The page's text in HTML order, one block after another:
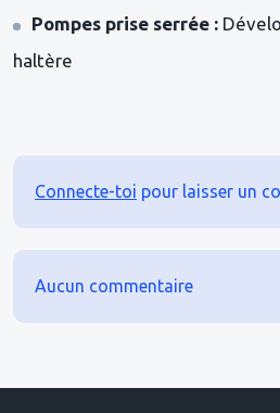
Pompes prise serrée :
haltère
Connecte-toi pour laisser un
Aucun commentaire